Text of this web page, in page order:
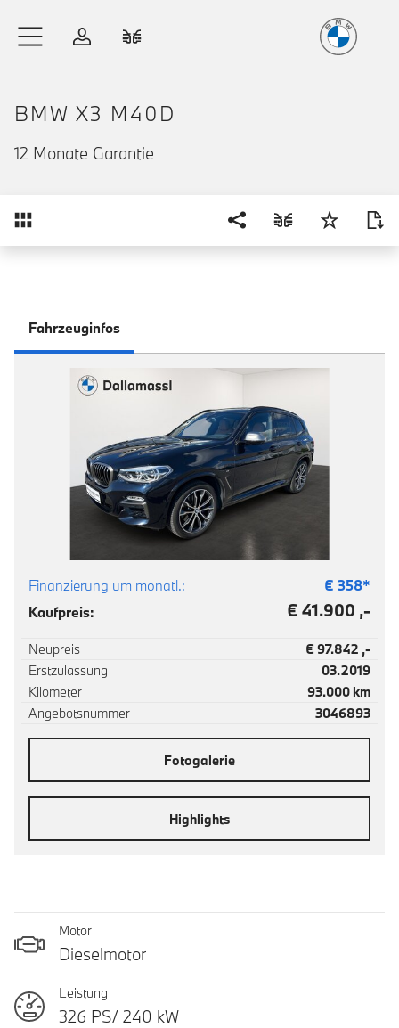
Anmelden
BMW X3 M40D
12 Monate Garantie
Fahrzeuginfos
Finanzierung um monatl.: € 358*
Kaufpreis:
€ 41.900 ,-
Neupreis
€ 97.842 ,-
Erstzulassung
03.2019
Kilometer
93.000 km
Angebotsnummer
3046893
Fotogalerie
Highlights
Motor
Dieselmotor
Leistung
326 PS/ 240 kW